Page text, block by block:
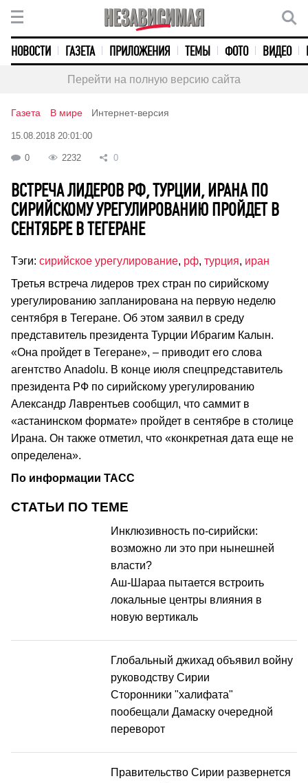
НОВОСТИ ГАЗЕТА ПРИЛОЖЕНИЯ ТЕМЫ ФОТО ВИДЕО
Перейти на полную версию сайта
Газета В мире Интернет-версия
15.08.2018 20:01:00
0 2232 0
ВСТРЕЧА ЛИДЕРОВ РФ, ТУРЦИИ, ИРАНА ПО
СИРИЙСКОМУ УРЕГУЛИРОВАНИЮ ПРОЙДЕТ В
СЕНТЯБРЕ В ТЕГЕРАНЕ
Тэги: сирийское урегулирование, рф, турция, иран
Третья встреча лидеров трех стран по сирийскому
урегулированию запланирована на первую неделю
сентября в Тегеране. Об этом заявил в среду
представитель президента Турции Ибрагим Калын.
«Она пройдет в Тегеране», – приводит его слова
агентство Anadolu. В конце июля спецпредставитель
президента РФ по сирийскому урегулированию
Александр Лаврентьев сообщил, что саммит в
«астанинском формате» пройдет в сентябре в столице
Ирана. Он также отметил, что «конкретная дата еще не
определена».
По информации ТАСС
СТАТЬИ ПО ТЕМЕ
Инклюзивность по-сирийски:
возможно ли это при нынешней
власти?
Аш-Шараа пытается встроить
локальные центры влияния в
новую вертикаль
Глобальный джихад объявил войну
руководству Сирии
Сторонники "халифата"
пообещали Дамаску очередной
переворот
Правительство Сирии развернется